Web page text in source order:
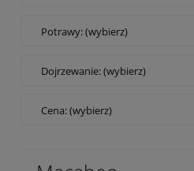
Potrawy: (wybierz)
Dojrzewanie: (wybierz)
Cena: (wybierz)